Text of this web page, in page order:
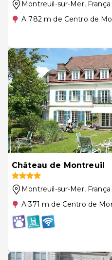
Montreuil-sur-Mer, França
A 782 m de Centro de
Château de Montreuil
Montreuil-sur-Mer, França
A 371 m de Centro de